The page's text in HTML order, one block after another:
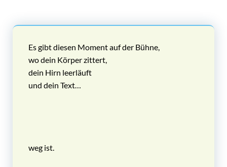
Es gibt diesen Moment auf der Bühne,
wo dein Körper zittert,
dein Hirn leerläuft
und dein Text…
weg ist.